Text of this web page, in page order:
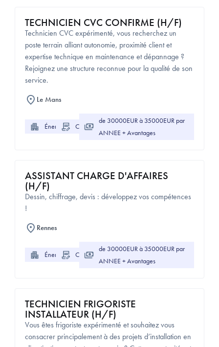
TECHNICIEN CVC CONFIRME (H/F)
Technicien CVC expérimenté, vous recherchez un
poste terrain alliant autonomie, proximité client et
expertise technique en maintenance et dépannage ?
Rejoignez une structure reconnue pour la qualité de son
service.
Le Mans
Énergie CDI
de 30000EUR à 35000EUR par
ANNEE + Avantages
ASSISTANT CHARGE D'AFFAIRES
(H/F)
Dessin, chiffrage, devis : développez vos compétences
!
Rennes
Énergie CDI
de 30000EUR à 35000EUR par
ANNEE + Avantages
TECHNICIEN FRIGORISTE
INSTALLATEUR (H/F)
Vous êtes frigoriste expérimenté et souhaitez vous
consacrer principalement à des projets d’installation en